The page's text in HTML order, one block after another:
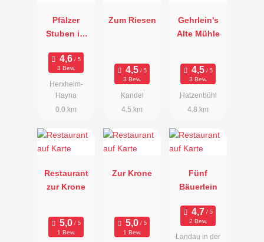
Pfälzer
Stuben im
3 Bew.
Herxheim-
Hayna
0.0 km
Zum Riesen
3 Bew.
Kandel
4.5 km
Gehrlein's
Alte Mühle
3 Bew.
Hatzenbühl
4.8 km
Restaurant
zur Krone
1 Bew.
Zur Krone
1 Bew.
Fünf
Bäuerlein
2 Bew.
Landau in der